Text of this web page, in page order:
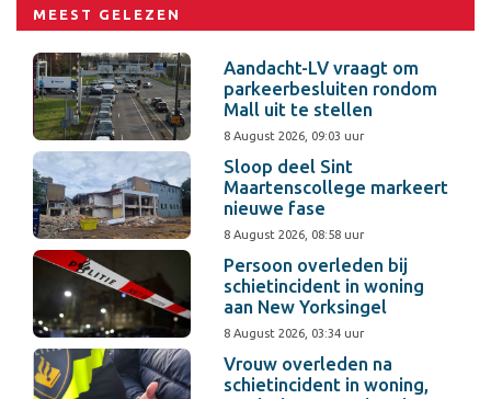
MEEST GELEZEN
Aandacht-LV vraagt om
parkeerbesluiten rondom
Mall uit te stellen
8 August 2026, 09:03 uur
Sloop deel Sint
Maartenscollege markeert
nieuwe fase
8 August 2026, 08:58 uur
Persoon overleden bij
schietincident in woning
aan New Yorksingel
8 August 2026, 03:34 uur
Vrouw overleden na
schietincident in woning,